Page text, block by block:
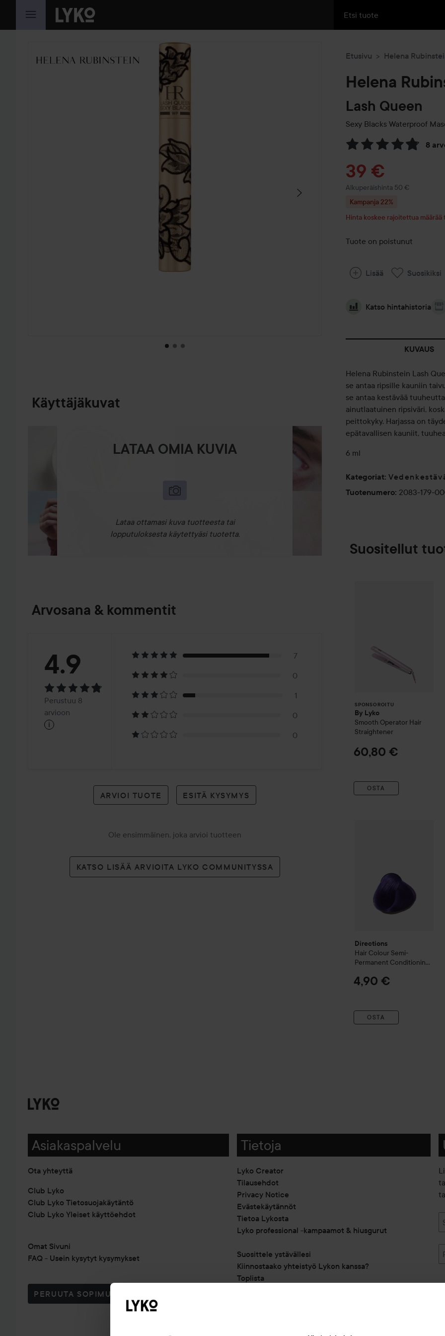
SIIRTYÄ JHK SISÄLTÖÖN
OHITA OSIO
Käyttäjäkuvat
LATAA OMIA KUVIA
Lataa ottamasi kuva tuotteesta tai
lopputuloksesta käytettyäsi tuotetta.
Arvosana & kommentit
Arvosana:
4.9Perustuu
8
4.9
Perustuu 8
arvioon
i
7
0
1
0
0
ARVIOI TUOTE ESITÄ KYSYMYS
Ole ensimmäinen, joka arvioi tuotteen
KATSO LISÄÄ ARVIOITA LYKO COMMUNITYSSA
Etusivu Helena
Helena
Lash Queen
Sexy Blacks Waterproof
8
Siirtyä jhk Arvosana &
Tarjoushinta
39 €
Alkuperäishinta 50 €
Normaali hinta 50 €
Kampanja 22%
Hinta koskee rajoitettua
Tuote on poistunut
Lisää Suosikiksi
Katso hintahistoria
KUVAUS
Helena Rubinstein Lash
se antaa ripsille kauniin
se antaa kestävää
ainutlaatuinen ripsiväri,
peittokyky. Harjassa on
epätavallisen kauniit,
6 ml
Kategoriat:
Tuotenumero: 2083-179-
Suositellut
SPONSOROITU
By Lyko
Smooth Operator Hair
Straightener
60,80 €
OSTA
Directions
Hair Colour Semi-
Permanent Conditioning
4,90 €
OSTA
Asiakaspalvelu
Ota yhteyttä
Club Lyko
Club Lyko Tietosuojakäytäntö
Club Lyko Yleiset käyttöehdot
Omat Sivuni
FAQ - Usein kysytyt kysymykset
PERUUTA SOPIMUS TÄSTÄ
Tietoja
Lyko Creator
Tilausehdot
Privacy Notice
Evästekäytännöt
Tietoa Lykosta
Lyko professional -kampaamot & hiusgurut
Suosittele ystävällesi
Kiinnostaako yhteistyö Lykon kanssa?
Toplista